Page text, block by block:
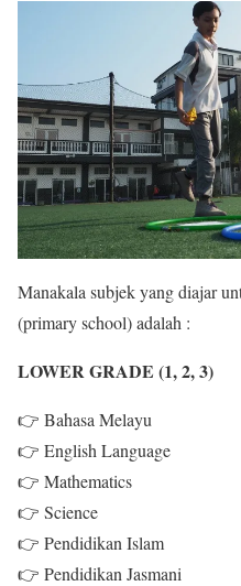
Manakala subjek yang diajar
(primary school) adalah :
LOWER GRADE (1, 2, 3)
👉 Bahasa Melayu
👉 English Language
👉 Mathematics
👉 Science
👉 Pendidikan Islam
👉 Pendidikan Jasmani